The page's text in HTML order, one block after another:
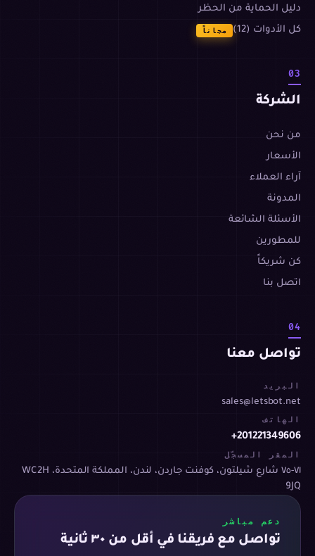
دليل الحماية من الحظر
كل الأدوات (12)
مجاناً
03
الشركة
من نحن
الأسعار
آراء العملاء
المدونة
الأسئلة الشائعة
للمطورين
كن شريكاً
اتصل بنا
04
تواصل معنا
البريد
sales@letsbot.net
الهاتف
+201221349606
المقر المسجّل
٧١-٧٥ شارع شيلتون، كوفنت جاردن، لندن، المملكة المتحدة، WC2H
9JQ
دعم مباشر
تواصل مع فريقنا في أقل من ٣٠ ثانية